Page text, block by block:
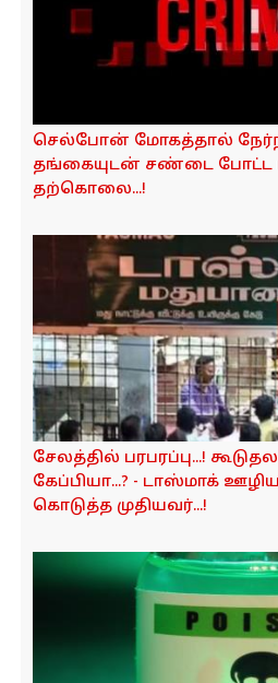
செல்போன் மோகத்தால்
தங்கையுடன் சண்டை போட்ட
தற்கொலை...!
சேலத்தில் பரபரப்பு...!
கேப்பியா...? - டாஸ்மாக்
கொடுத்த முதியவர்...!